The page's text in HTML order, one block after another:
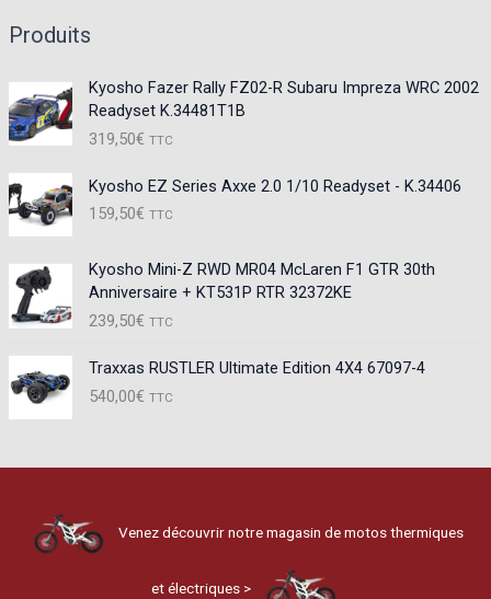
Produits
Kyosho Fazer Rally FZ02-R Subaru Impreza WRC 2002
Readyset K.34481T1B
319,50€ TTC
Kyosho EZ Series Axxe 2.0 1/10 Readyset - K.34406
159,50€ TTC
Kyosho Mini-Z RWD MR04 McLaren F1 GTR 30th
Anniversaire + KT531P RTR 32372KE
239,50€ TTC
Traxxas RUSTLER Ultimate Edition 4X4 67097-4
540,00€ TTC
Venez découvrir notre magasin de motos thermiques
et électriques >